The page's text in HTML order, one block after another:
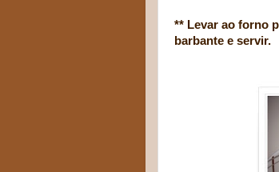
** Levar ao forno
barbante e servir.